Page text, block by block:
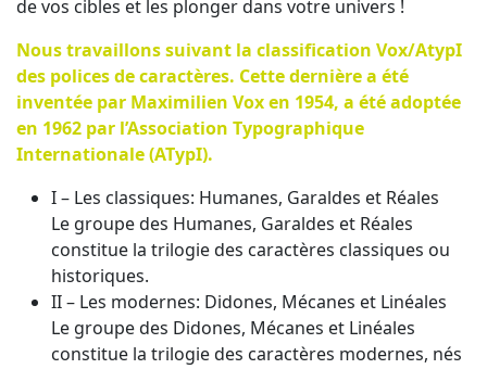
de vos cibles et les plonger dans votre univers !
Nous travaillons suivant la classification Vox/AtypI
des polices de caractères. Cette dernière a été
inventée par Maximilien Vox en 1954, a été adoptée
en 1962 par l’Association Typographique
Internationale (ATypI).
I – Les classiques: Humanes, Garaldes et Réales
Le groupe des Humanes, Garaldes et Réales
constitue la trilogie des caractères classiques ou
historiques.
II – Les modernes: Didones, Mécanes et Linéales
Le groupe des Didones, Mécanes et Linéales
constitue la trilogie des caractères modernes, nés